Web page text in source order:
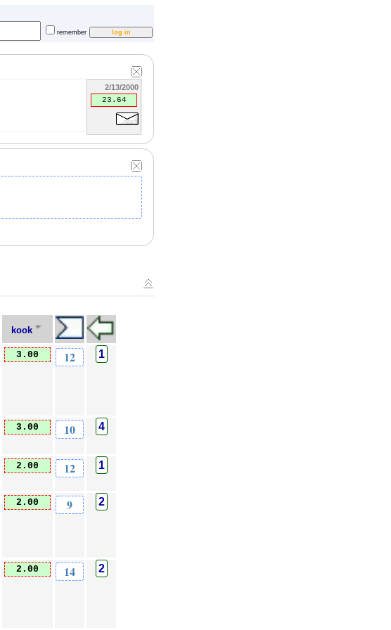
remember
2/13/2000
23.64
kook
3.00 12 1
3.00 10 4
2.00 12 1
2.00 9 2
2.00 14 2